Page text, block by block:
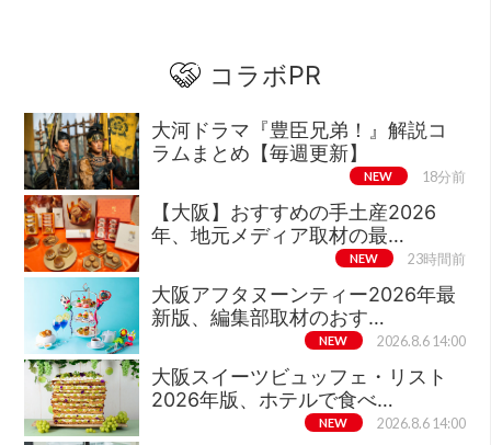
コラボPR
大河ドラマ『豊臣兄弟！』解説コ
ラムまとめ【毎週更新】
NEW 18分前
【大阪】おすすめの手土産2026
年、地元メディア取材の最…
NEW 23時間前
大阪アフタヌーンティー2026年最
新版、編集部取材のおす…
NEW 2026.8.6 14:00
大阪スイーツビュッフェ・リスト
2026年版、ホテルで食べ…
NEW 2026.8.6 14:00